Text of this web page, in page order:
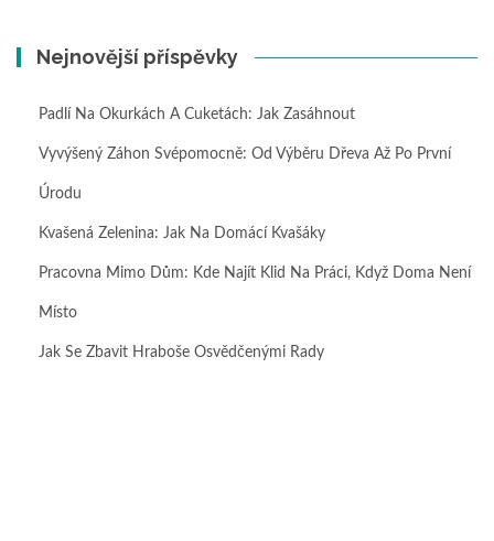
Nejnovější příspěvky
Padlí Na Okurkách A Cuketách: Jak Zasáhnout
Vyvýšený Záhon Svépomocně: Od Výběru Dřeva Až Po První
Úrodu
Kvašená Zelenina: Jak Na Domácí Kvašáky
Pracovna Mimo Dům: Kde Najít Klid Na Práci, Když Doma Není
Místo
Jak Se Zbavit Hraboše Osvědčenými Rady